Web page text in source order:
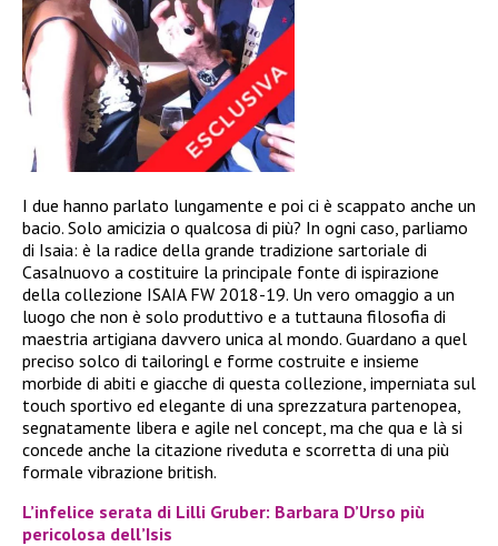
I due hanno parlato lungamente e poi ci è scappato anche un
bacio. Solo amicizia o qualcosa di più? In ogni caso, parliamo
di Isaia: è la radice della grande tradizione sartoriale di
Casalnuovo a costituire la principale fonte di ispirazione
della collezione ISAIA FW 2018-19. Un vero omaggio a un
luogo che non è solo produttivo e a tuttauna filosofia di
maestria artigiana davvero unica al mondo. Guardano a quel
preciso solco di tailoringl e forme costruite e insieme
morbide di abiti e giacche di questa collezione, imperniata sul
touch sportivo ed elegante di una sprezzatura partenopea,
segnatamente libera e agile nel concept, ma che qua e là si
concede anche la citazione riveduta e scorretta di una più
formale vibrazione british.
L’infelice serata di Lilli Gruber: Barbara D’Urso più
pericolosa dell’Isis